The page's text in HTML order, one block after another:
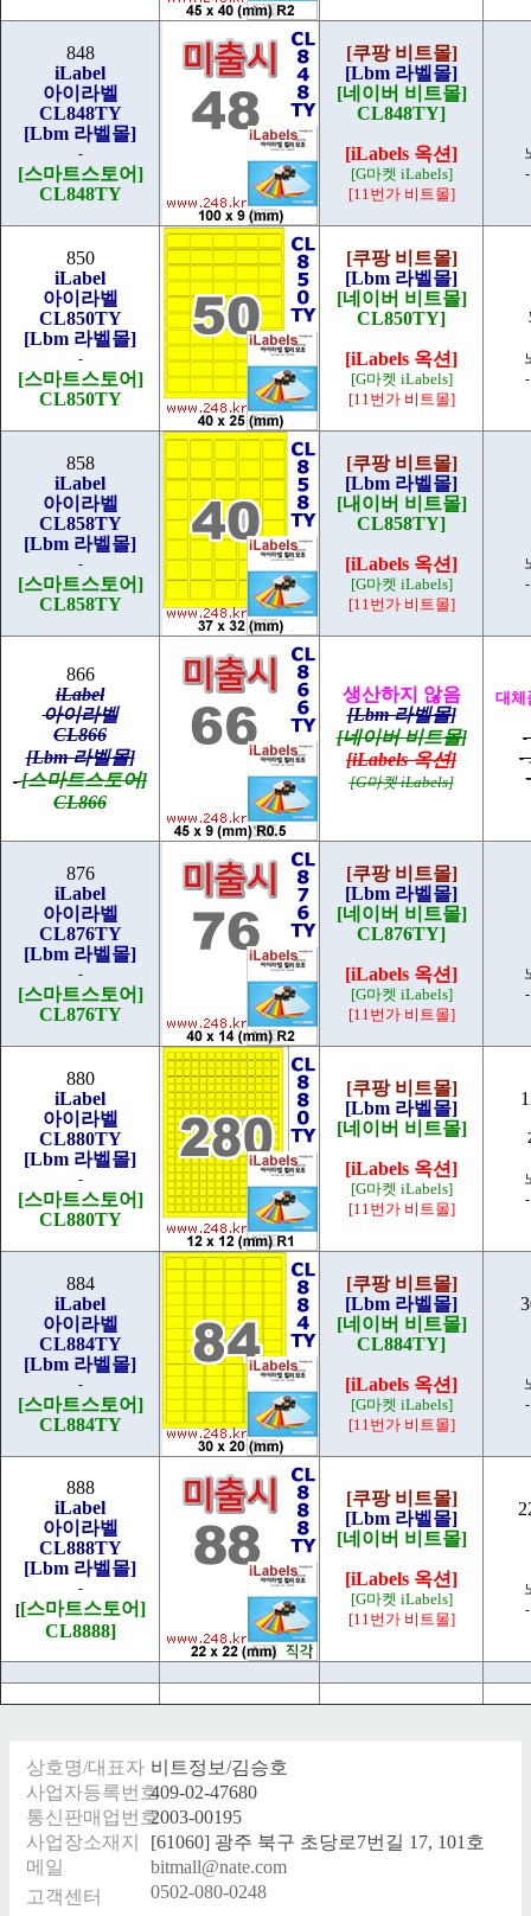
848
iLabel
아이라벨
CL848TY
[Lbm 라벨몰]
-
[스마트스토어]
CL848TY
[쿠팡 비트몰]
[Lbm 라벨몰]
[네이버 비트몰]
CL848TY]
[iLabels 옥션]
[G마켓 iLabels]
[11번가 비트몰]
850
iLabel
아이라벨
CL850TY
[Lbm 라벨몰]
-
[스마트스토어]
CL850TY
[쿠팡 비트몰]
[Lbm 라벨몰]
[네이버 비트몰]
CL850TY]
[iLabels 옥션]
[G마켓 iLabels]
[11번가 비트몰]
858
iLabel
아이라벨
CL858TY
[Lbm 라벨몰]
-
[스마트스토어]
CL858TY
[쿠팡 비트몰]
[Lbm 라벨몰]
[내이버 비트몰]
CL858TY]
[iLabels 옥션]
[G마켓 iLabels]
[11번가 비트몰]
866
iLabel
아이라벨
CL866
[Lbm 라벨몰]
-[스마트스토어]
CL866
생산하지 않음
[Lbm 라벨몰]
[네이버 비트몰]
[iLabels 옥션]
[G마켓 iLabels]
대체
-
876
iLabel
아이라벨
CL876TY
[Lbm 라벨몰]
-
[스마트스토어]
CL876TY
[쿠팡 비트몰]
[Lbm 라벨몰]
[네이버 비트몰]
CL876TY]
[iLabels 옥션]
[G마켓 iLabels]
[11번가 비트몰]
880
iLabel
아이라벨
CL880TY
[Lbm 라벨몰]
-
[스마트스토어]
CL880TY
[쿠팡 비트몰]
[Lbm 라벨몰]
[네이버 비트몰]
[iLabels 옥션]
[G마켓 iLabels]
[11번가 비트몰]
884
iLabel
아이라벨
CL884TY
[Lbm 라벨몰]
-
[스마트스토어]
CL884TY
[쿠팡 비트몰]
[Lbm 라벨몰]
[네이버 비트몰]
CL884TY]
[iLabels 옥션]
[G마켓 iLabels]
[11번가 비트몰]
888
iLabel
아이라벨
CL888TY
[Lbm 라벨몰]
-
[[스마트스토어]
CL8888]
[쿠팡 비트몰]
[Lbm 라벨몰]
[네이버 비트몰]
[iLabels 옥션]
[G마켓 iLabels]
[11번가 비트몰]
상호명/대표자 비트정보/김승호
사업자등록번호409-02-47680
통신판매업번호2003-00195
사업장소재지
[61060] 광주 북구 초당로7번길 17, 101호
메일
bitmall@nate.com
고객센터
0502-080-0248